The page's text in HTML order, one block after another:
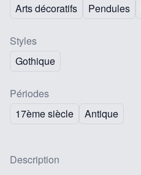
Arts décoratifs
Pendules
Styles
Gothique
Périodes
17ème siècle
Antique
Description